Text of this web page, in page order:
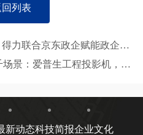
列表
京东政企赋能政企高效有序运营
下一篇 : 光影无界，赋能万千场景：爱普生工程投影机，2025年度精彩绽放
新动态科技简报企业文化